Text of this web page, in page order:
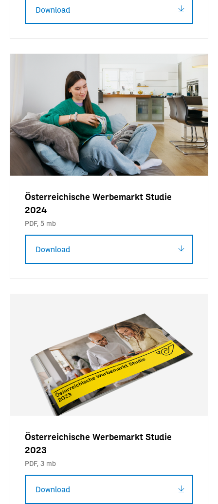
Download
Österreichische Werbemarkt Studie
2024
PDF, 5 mb
Download
Österreichische Werbemarkt Studie
2023
PDF, 3 mb
Download